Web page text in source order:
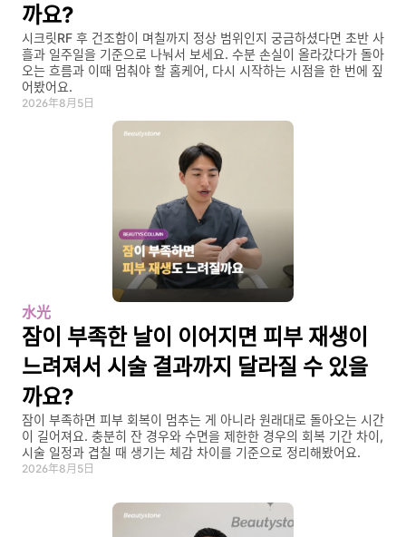
까요?
시크릿RF 후 건조함이 며칠까지 정상 범위인지 궁금하셨다면 초반 사
흘과 일주일을 기준으로 나눠서 보세요. 수분 손실이 올라갔다가 돌아
오는 흐름과 이때 멈춰야 할 홈케어, 다시 시작하는 시점을 한 번에 짚
어봤어요.
2026年8月5日
水光
잠이 부족한 날이 이어지면 피부 재생이
느려져서 시술 결과까지 달라질 수 있을
까요?
잠이 부족하면 피부 회복이 멈추는 게 아니라 원래대로 돌아오는 시간
이 길어져요. 충분히 잔 경우와 수면을 제한한 경우의 회복 기간 차이,
시술 일정과 겹칠 때 생기는 체감 차이를 기준으로 정리해봤어요.
2026年8月5日